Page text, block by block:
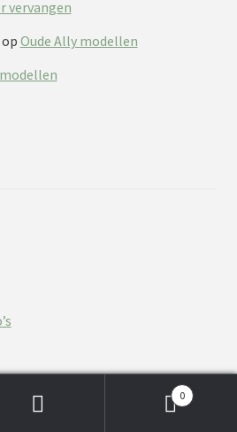
vervangen
op Oude Ally modellen
0